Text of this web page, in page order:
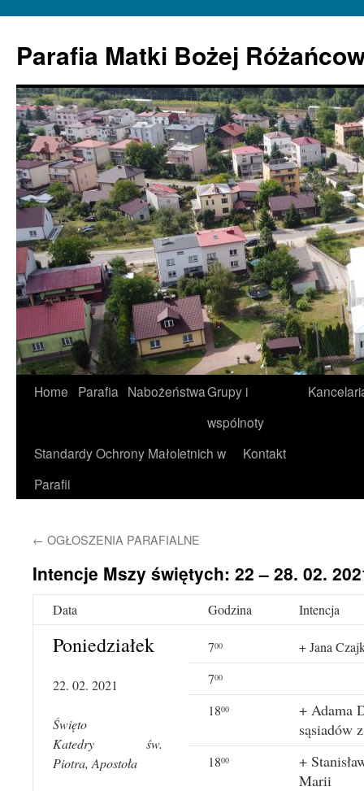
Parafia Matki Bożej
Home Parafia NabożeństwaGrupy i
wspólnoty
Standardy Ochrony Małoletnich w
Parafii
Kontakt
← OGŁOSZENIA PARAFIALNE
Intencje Mszy świętych: 22 – 28. 02.
Data Godzina Intencja
Poniedziałek
22. 02. 2021
Święto
Katedry św.
Piotra, Apostoła
700
+ Jana
700
1800
+ Adama
sąsiadów
1800
+
Marii